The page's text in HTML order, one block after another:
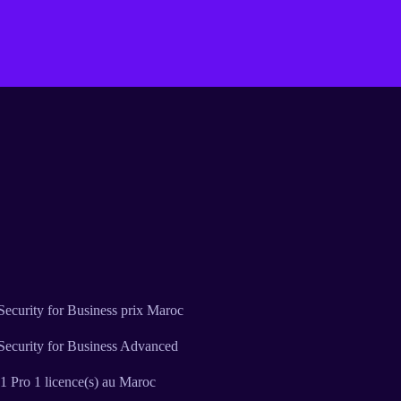
for Business prix Maroc
for Business Advanced
Pro 1 licence(s) au Maroc